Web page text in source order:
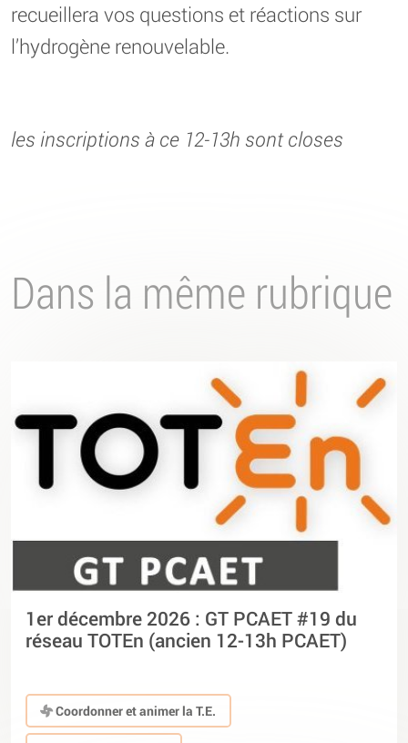
recueillera vos questions et réactions sur
l’hydrogène renouvelable.
les inscriptions à ce 12-13h sont closes
Dans la même rubrique
1er décembre 2026 : GT PCAET #19 du
réseau TOTEn (ancien 12-13h PCAET)
Coordonner et animer la T.E.